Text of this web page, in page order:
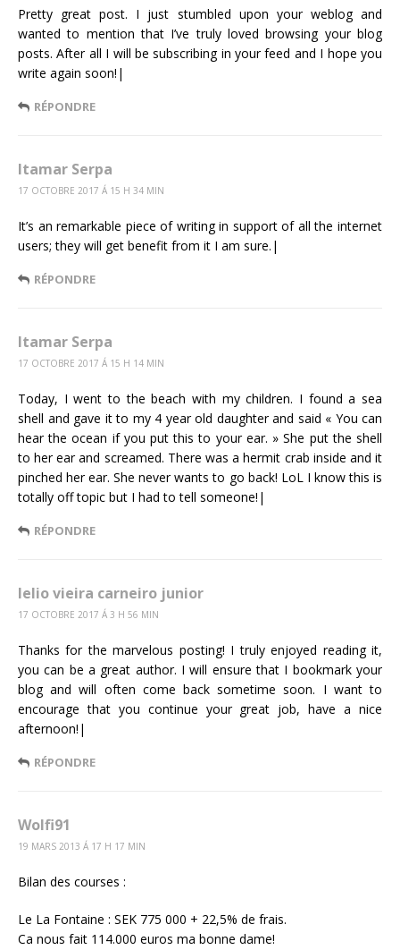
Pretty great post. I just stumbled upon your weblog and
wanted to mention that I’ve truly loved browsing your blog
posts. After all I will be subscribing in your feed and I hope you
write again soon!|
RÉPONDRE
Itamar Serpa
17 OCTOBRE 2017 Á 15 H 34 MIN
It’s an remarkable piece of writing in support of all the internet
users; they will get benefit from it I am sure.|
RÉPONDRE
Itamar Serpa
17 OCTOBRE 2017 Á 15 H 14 MIN
Today, I went to the beach with my children. I found a sea
shell and gave it to my 4 year old daughter and said « You can
hear the ocean if you put this to your ear. » She put the shell
to her ear and screamed. There was a hermit crab inside and it
pinched her ear. She never wants to go back! LoL I know this is
totally off topic but I had to tell someone!|
RÉPONDRE
lelio vieira carneiro junior
17 OCTOBRE 2017 Á 3 H 56 MIN
Thanks for the marvelous posting! I truly enjoyed reading it,
you can be a great author. I will ensure that I bookmark your
blog and will often come back sometime soon. I want to
encourage that you continue your great job, have a nice
afternoon!|
RÉPONDRE
Wolfi91
19 MARS 2013 Á 17 H 17 MIN
Bilan des courses :
Le La Fontaine : SEK 775 000 + 22,5% de frais.
Ca nous fait 114.000 euros ma bonne dame!